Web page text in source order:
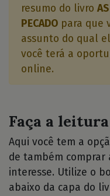
resumo do livro
PECADO para que
assunto do qual
você terá a
online.
Faça a
Aqui você tem a
de também comprar
interesse. Utilize o
abaixo da capa do